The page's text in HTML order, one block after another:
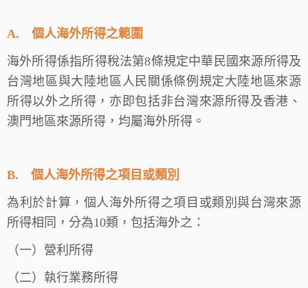
A. 個人海外所得之範圍
海外所得係指所得稅法第8條規定中華民國來源所得及
台灣地區與大陸地區人民關係條例規定大陸地區來源
所得以外之所得，亦即包括非台灣來源所得及香港、
澳門地區來源所得，均屬海外所得。
B. 個人海外所得之項目或類別
為利於計算，個人海外所得之項目或類別與台灣來源
所得相同，分為10類，包括海外之：
（一）營利所得
（二）執行業務所得